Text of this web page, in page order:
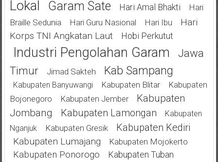
Lokal Garam Sate Hari Amal Bhakti
Hari
Braille Sedunia
Hari Guru Nasional Hari Ibu
Hari
Korps TNI Angkatan Laut
Hobi Perkutut
Industri Pengolahan Garam
Jawa
Timur
Jimad Sakteh Kab Sampang
Kabupaten Banyuwangi Kabupaten Blitar
Kabupaten
Bojonegoro
Kabupaten Jember
Kabupaten
Jombang
Kabupaten Lamongan
Kabupaten
Nganjuk
Kabupaten Gresik Kabupaten Kediri
Kabupaten Lumajang Kabupaten Mojokerto
Kabupaten Ponorogo Kabupaten Tuban